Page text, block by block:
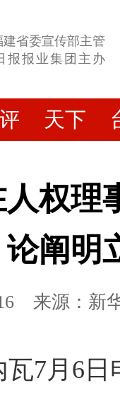
建省委宣传部主管
报报业集团主办
天下
权理
论阐明
来源：新
瓦7月6